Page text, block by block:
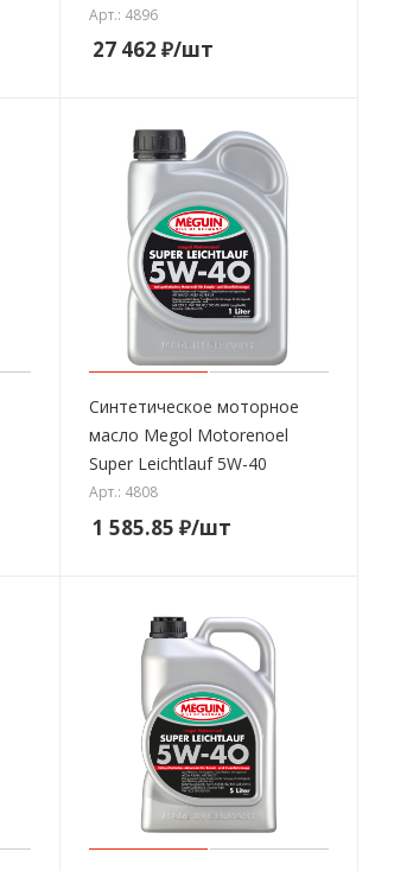
Арт.: 4896
27 462 ₽/шт
Синтетическое моторное
масло Megol Motorenoel
Super Leichtlauf 5W-40
Арт.: 4808
1 585.85 ₽/шт